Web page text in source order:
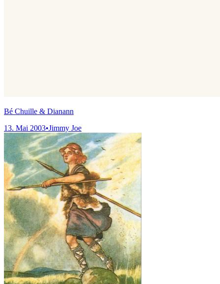
Bé Chuille & Dianann
13. Mai 2003•Jimmy Joe